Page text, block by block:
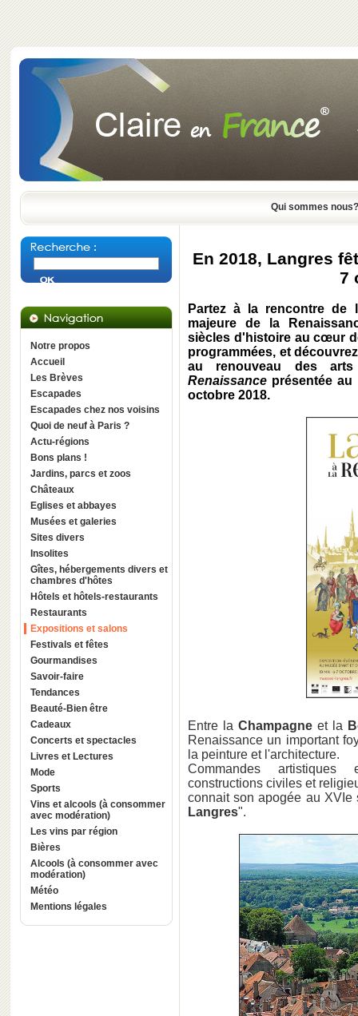
Qui sommes nous?
Notre propos
Accueil
Les Brèves
Escapades
Escapades chez nos voisins
Quoi de neuf à Paris ?
Actu-régions
Bons plans !
Jardins, parcs et zoos
Châteaux
Eglises et abbayes
Musées et galeries
Sites divers
Insolites
Gîtes, hébergements divers et
chambres d'hôtes
Hôtels et hôtels-restaurants
Restaurants
Expositions et salons
Festivals et fêtes
Gourmandises
Savoir-faire
Tendances
Beauté-Bien être
Cadeaux
Concerts et spectacles
Livres et Lectures
Mode
Sports
Vins et alcools (à consommer
avec modération)
Les vins par région
Bières
Alcools (à consommer avec
modération)
Météo
Mentions légales
En 2018, Langres
7
Partez à la rencontre de
majeure de la
siècles d'histoire au cœur
programmées, et
au renouveau des
Renaissance présentée
octobre 2018.
Entre la Champagne et la
Renaissance un important
la peinture et l'architecture.
Commandes artistiques
constructions civiles et
connait son apogée au
Langres".